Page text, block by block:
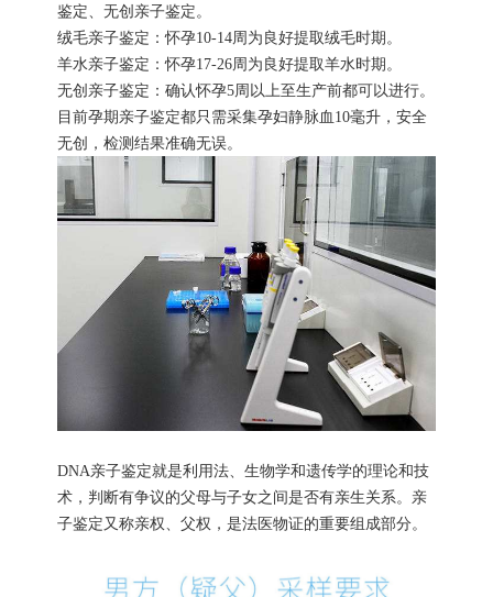
鉴定、无创亲子鉴定。
绒毛亲子鉴定：怀孕10-14周为良好提取绒毛时期。
羊水亲子鉴定：怀孕17-26周为良好提取羊水时期。
无创亲子鉴定：确认怀孕5周以上至生产前都可以进行。
目前孕期亲子鉴定都只需采集孕妇静脉血10毫升，安全
无创，检测结果准确无误。
DNA亲子鉴定就是利用法、生物学和遗传学的理论和技
术，判断有争议的父母与子女之间是否有亲生关系。亲
子鉴定又称亲权、父权，是法医物证的重要组成部分。